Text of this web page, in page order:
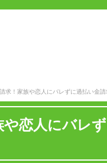
求！家族や恋人にバレずに過払い金請
恋人にバレ